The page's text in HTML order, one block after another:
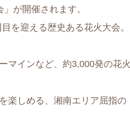
が開催されます。
を迎える歴史ある花火大会。
マインなど、約3,000発の花火
楽しめる、湘南エリア屈指の